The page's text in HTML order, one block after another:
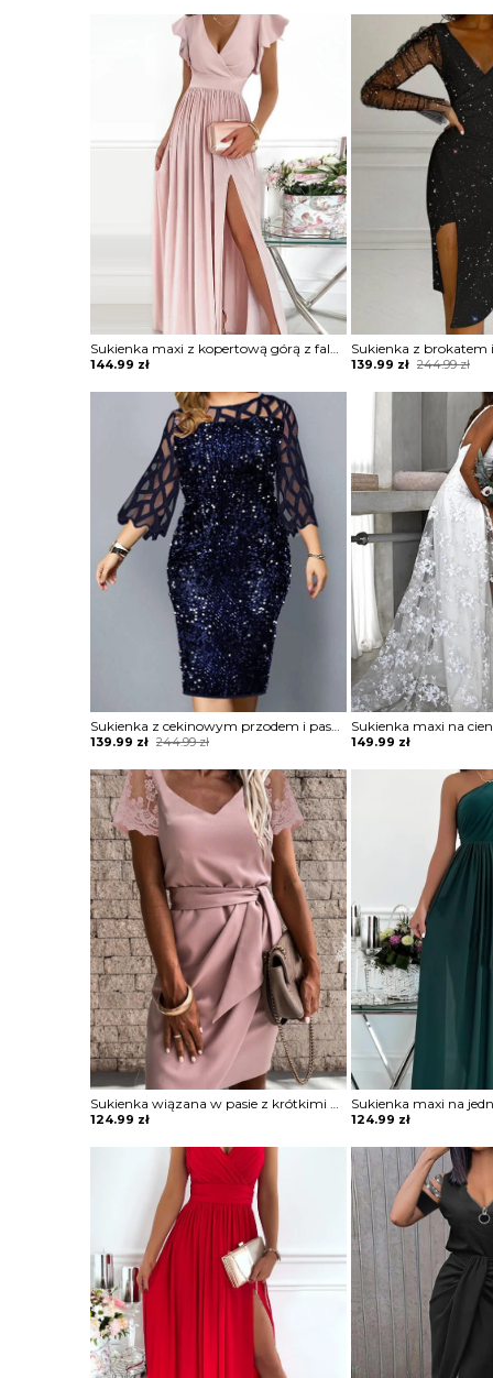
was:
234.99 zł.
is:
129.99 zł.
Sukienka maxi z kopertową górą z falbankami
144.99 zł 244.99zł
Original
was:
139.99 zł
Current
Sukienka z cekinowym przodem i paskami
244.99zł
Original
was:
244.99 zł.
139.99 zł
Current
is:
139.99 zł.
149.99 zł
Sukienka wiązana w pasie z krótkimi koronkowymi rękawami
124.99 zł 124.99 zł